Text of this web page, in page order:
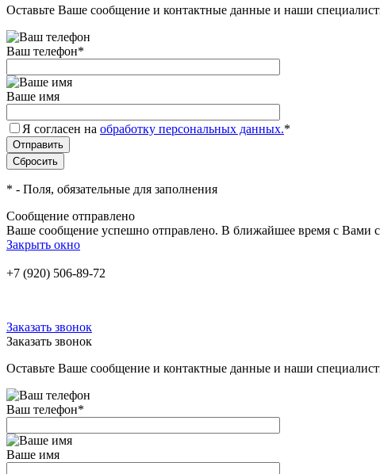
Оставьте Ваше сообщение и контактные данные и наши
Ваш телефон*
Ваше имя
Я согласен на обработку персональных данных.*
* - Поля, обязательные для заполнения
Сообщение отправлено
Ваше сообщение успешно отправлено. В ближайшее время с Вами
Закрыть окно
+7 (920) 506-89-72
Заказать звонок
Заказать звонок
Оставьте Ваше сообщение и контактные данные и наши
Ваш телефон*
Ваше имя